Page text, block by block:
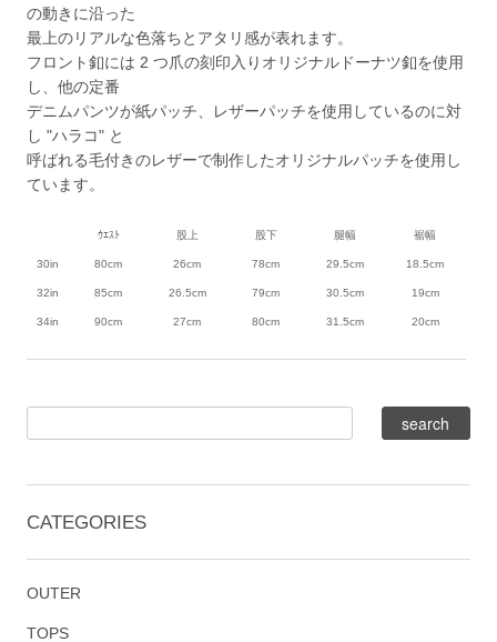
の動きに沿った
最上のリアルな色落ちとアタリ感が表れます。
フロント釦には 2 つ爪の刻印入りオリジナルドーナツ釦を使用
し、他の定番
デニムパンツが紙パッチ、レザーパッチを使用しているのに対
し "ハラコ" と
呼ばれる毛付きのレザーで制作したオリジナルパッチを使用し
ています。
ｳｴｽﾄ 股上 股下 腿幅 裾幅
30in 80cm 26cm 78cm 29.5cm 18.5cm
32in 85cm 26.5cm 79cm 30.5cm 19cm
34in 90cm 27cm 80cm 31.5cm 20cm
CATEGORIES
OUTER
TOPS